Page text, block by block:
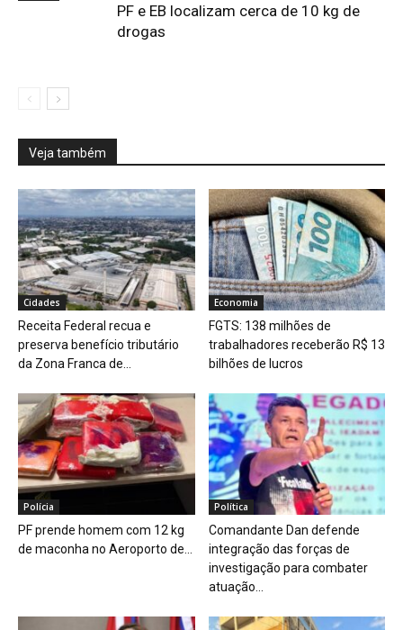
PF e EB localizam cerca de 10 kg de
drogas
Veja também
Cidades
Receita Federal recua e
preserva benefício tributário
da Zona Franca de...
Economia
FGTS: 138 milhões de
trabalhadores receberão R$ 13
bilhões de lucros
Polícia
PF prende homem com 12 kg
de maconha no Aeroporto de...
Política
Comandante Dan defende
integração das forças de
investigação para combater
atuação...